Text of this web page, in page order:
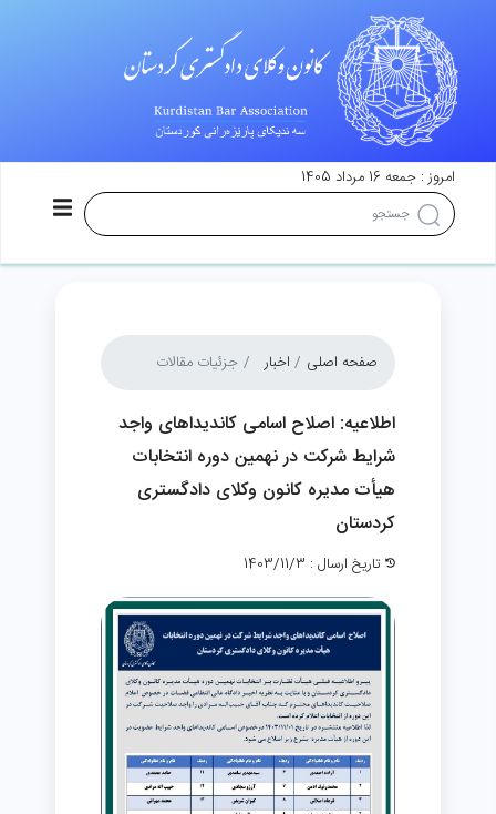
امروز : جمعه 16 مرداد 1405
صفحه اصلی اخبار جزئیات مقالات
اطلاعیه: اصلاح اسامی کاندیداهای واجد
شرایط شرکت در نهمین دوره انتخابات
هیأت مدیره کانون وکلای دادگستری
کردستان
تاریخ ارسال : 1403/11/3